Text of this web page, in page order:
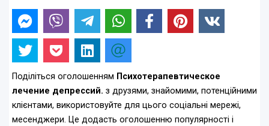
Поділіться оголошенням Психотерапевтическое
лечение депрессий. з друзями, знайомими, потенційними
клієнтами, використовуйте для цього соціальні мережі,
месенджери. Це додасть оголошенню популярності і